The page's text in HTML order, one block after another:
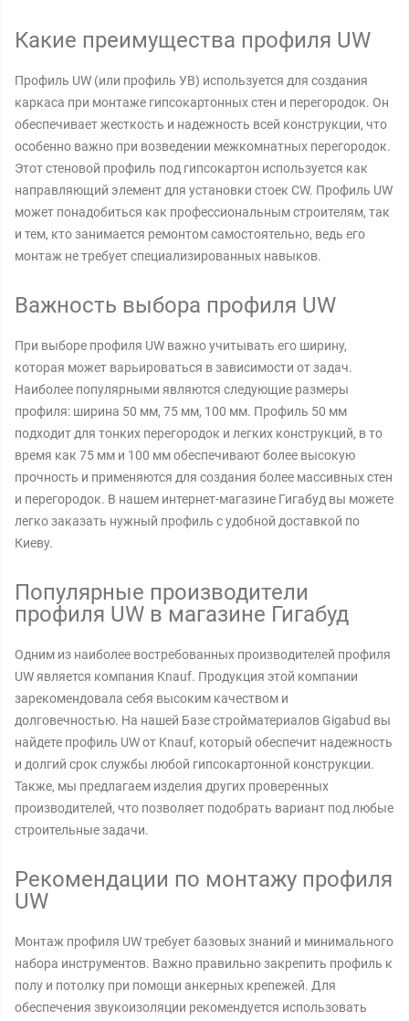
Какие преимущества профиля UW
Профиль UW (или профиль УВ) используется для создания
каркаса при монтаже гипсокартонных стен и перегородок. Он
обеспечивает жесткость и надежность всей конструкции, что
особенно важно при возведении межкомнатных перегородок.
Этот стеновой профиль под гипсокартон используется как
направляющий элемент для установки стоек CW. Профиль UW
может понадобиться как профессиональным строителям, так
и тем, кто занимается ремонтом самостоятельно, ведь его
монтаж не требует специализированных навыков.
Важность выбора профиля UW
При выборе профиля UW важно учитывать его ширину,
которая может варьироваться в зависимости от задач.
Наиболее популярными являются следующие размеры
профиля: ширина 50 мм, 75 мм, 100 мм. Профиль 50 мм
подходит для тонких перегородок и легких конструкций, в то
время как 75 мм и 100 мм обеспечивают более высокую
прочность и применяются для создания более массивных стен
и перегородок. В нашем интернет-магазине Гигабуд вы можете
легко заказать нужный профиль с удобной доставкой по
Киеву.
Популярные производители
профиля UW в магазине Гигабуд
Одним из наиболее востребованных производителей профиля
UW является компания Knauf. Продукция этой компании
зарекомендовала себя высоким качеством и
долговечностью. На нашей Базе стройматериалов Gigabud вы
найдете профиль UW от Knauf, который обеспечит надежность
и долгий срок службы любой гипсокартонной конструкции.
Также, мы предлагаем изделия других проверенных
производителей, что позволяет подобрать вариант под любые
строительные задачи.
Рекомендации по монтажу профиля
UW
Монтаж профиля UW требует базовых знаний и минимального
набора инструментов. Важно правильно закрепить профиль к
полу и потолку при помощи анкерных крепежей. Для
обеспечения звукоизоляции рекомендуется использовать